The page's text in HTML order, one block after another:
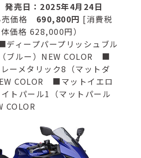
売日：2025年4月24日
売価格 690,800円 [消費税
価格 628,000円）
ィープパープリッシュブル
ブルー）NEW COLOR ■
ーメタリック8（マットダ
COLOR ■マットイエロ
トパール1（マットパール
COLOR